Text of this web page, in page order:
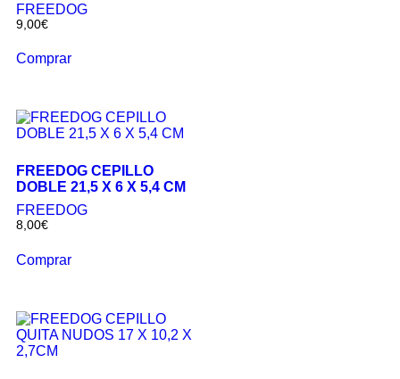
FREEDOG
9,00€
Comprar
FREEDOG CEPILLO
DOBLE 21,5 X 6 X 5,4 CM
FREEDOG
8,00€
Comprar